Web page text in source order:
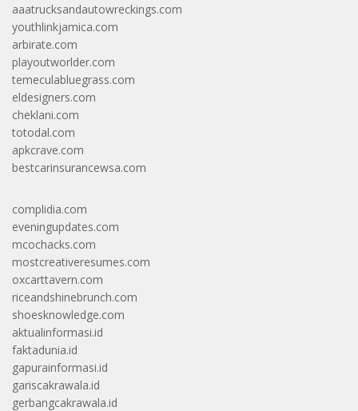
aaatrucksandautowreckings.com
youthlinkjamica.com
arbirate.com
playoutworlder.com
temeculabluegrass.com
eldesigners.com
cheklani.com
totodal.com
apkcrave.com
bestcarinsurancewsa.com
complidia.com
eveningupdates.com
mcochacks.com
mostcreativeresumes.com
oxcarttavern.com
riceandshinebrunch.com
shoesknowledge.com
aktualinformasi.id
faktadunia.id
gapurainformasi.id
gariscakrawala.id
gerbangcakrawala.id